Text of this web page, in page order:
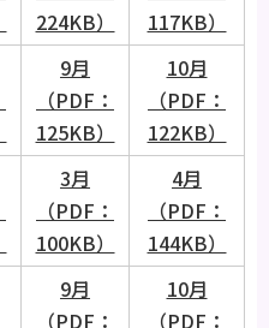
224KB）
117KB）
9月
（PDF：
125KB）
10月
（PDF：
122KB）
3月
（PDF：
100KB）
4月
（PDF：
144KB）
9月
（PDF：
10月
（PDF：